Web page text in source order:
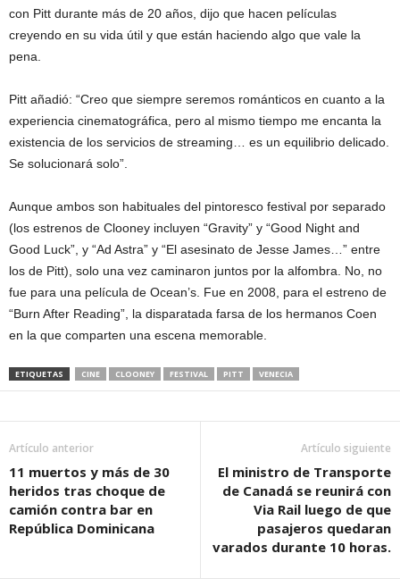
con Pitt durante más de 20 años, dijo que hacen películas
creyendo en su vida útil y que están haciendo algo que vale la
pena.
Pitt añadió: “Creo que siempre seremos románticos en cuanto a la
experiencia cinematográfica, pero al mismo tiempo me encanta la
existencia de los servicios de streaming… es un equilibrio delicado.
Se solucionará solo”.
Aunque ambos son habituales del pintoresco festival por separado
(los estrenos de Clooney incluyen “Gravity” y “Good Night and
Good Luck”, y “Ad Astra” y “El asesinato de Jesse James…” entre
los de Pitt), solo una vez caminaron juntos por la alfombra. No, no
fue para una película de Ocean’s. Fue en 2008, para el estreno de
“Burn After Reading”, la disparatada farsa de los hermanos Coen
en la que comparten una escena memorable.
ETIQUETAS CINE CLOONEY FESTIVAL PITT VENECIA
Artículo anterior
11 muertos y más de 30
heridos tras choque de
camión contra bar en
República Dominicana
Artículo siguiente
El ministro de Transporte
de Canadá se reunirá con
Via Rail luego de que
pasajeros quedaran
varados durante 10 horas.